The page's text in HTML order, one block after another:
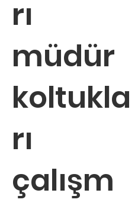
rı
müdür
koltukla
rı
çalışm